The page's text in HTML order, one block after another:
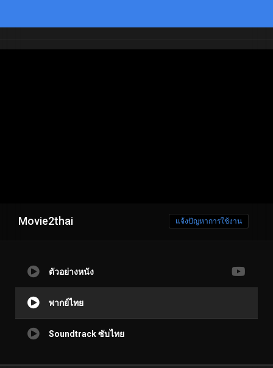
Movie2thai แจ้งปัญหาการใช้งาน
ตัวอย่างหนัง
พากย์ไทย
Soundtrack ซับไทย